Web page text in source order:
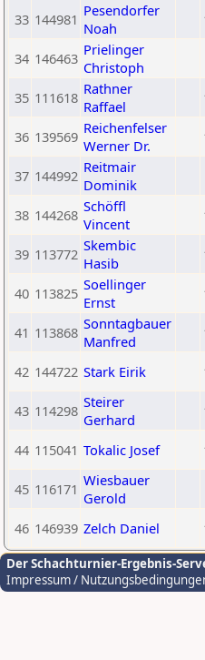
33 144981 Pesendorfer
Noah
34 146463 Prielinger
Christoph
35 111618 Rathner
Raffael
36 139569 Reichenfelser
Werner Dr.
37 144992 Reitmair
Dominik
38 144268 Schöffl
Vincent
39 113772 Skembic
Hasib
40 113825 Soellinger
Ernst
41 113868 Sonntagbauer
Manfred
42 144722 Stark Eirik
43 114298 Steirer
Gerhard
44 115041 Tokalic Josef
45 116171 Wiesbauer
Gerold
46 146939 Zelch Daniel
Der Schachturnier-Ergebnis-
Impressum /